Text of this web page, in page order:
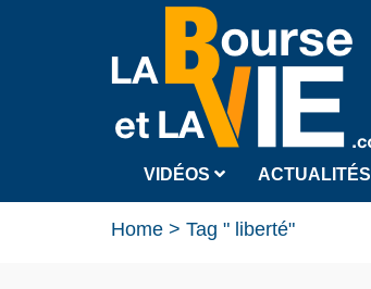
VIDÉOS ACTUALITÉS
Home > Tag " liberté"